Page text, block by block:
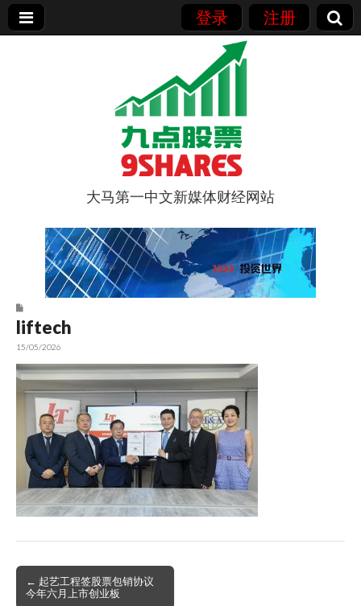
登录 注册
9点股票
大马第一中文新媒体财经网站
liftech
15/05/2026
Post
navigation
← 起艺工程签股票包销协议
今年六月上市创业板